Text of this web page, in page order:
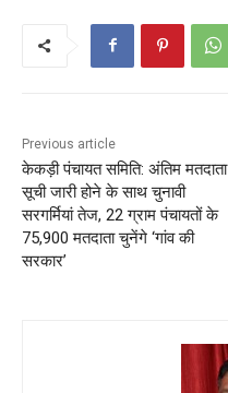
Previous article
केकड़ी पंचायत समिति: अंतिम मतदाता
सूची जारी होने के साथ चुनावी
सरगर्मियां तेज, 22 ग्राम पंचायतों के
75,900 मतदाता चुनेंगे ‘गांव की
सरकार’